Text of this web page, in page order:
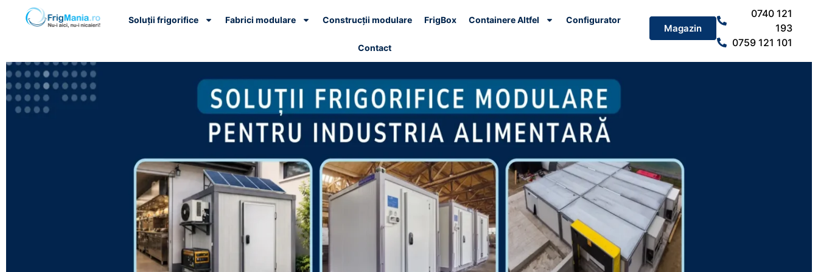
Soluții frigorifice Fabrici modulare Construcții modulare FrigBox Containere Altfel Configurator
Contact
Magazin
0740 121
193
0759 121 101